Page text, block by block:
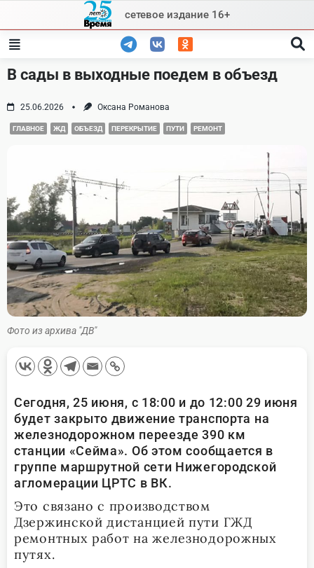
content
сетевое издание 16+
В сады в выходные поедем в объезд
25.06.2026 Оксана Романова
ГЛАВНОЕ ЖД ОБЪЕЗД ПЕРЕКРЫТИЕ ПУТИ РЕМОНТ
Фото из архива "ДВ"
Сегодня, 25 июня, с 18:00 и до 12:00 29 июня
будет закрыто движение транспорта на
железнодорожном переезде 390 км
станции «Сейма». Об этом сообщается в
группе маршрутной сети Нижегородской
агломерации ЦРТС в ВК.
Это связано с производством
Дзержинской дистанцией пути ГЖД
ремонтных работ на железнодорожных
путях.